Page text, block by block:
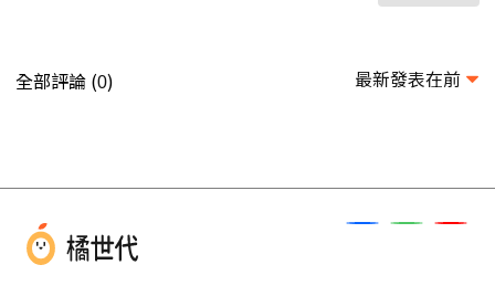
全部評論 (0) 最新發表在前